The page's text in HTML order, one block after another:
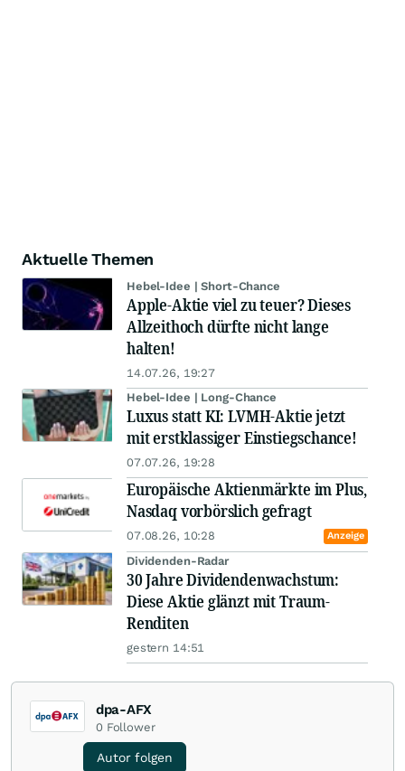
Aktuelle Themen
Hebel-Idee | Short-Chance
Apple-Aktie viel zu teuer? Dieses
Allzeithoch dürfte nicht lange
halten!
14.07.26, 19:27
Hebel-Idee | Long-Chance
Luxus statt KI: LVMH-Aktie jetzt
mit erstklassiger Einstiegschance!
07.07.26, 19:28
Europäische Aktienmärkte im Plus,
Nasdaq vorbörslich gefragt
07.08.26, 10:28 Anzeige
Dividenden-Radar
30 Jahre Dividendenwachstum:
Diese Aktie glänzt mit Traum-
Renditen
gestern 14:51
dpa-AFX
0 Follower
Autor folgen